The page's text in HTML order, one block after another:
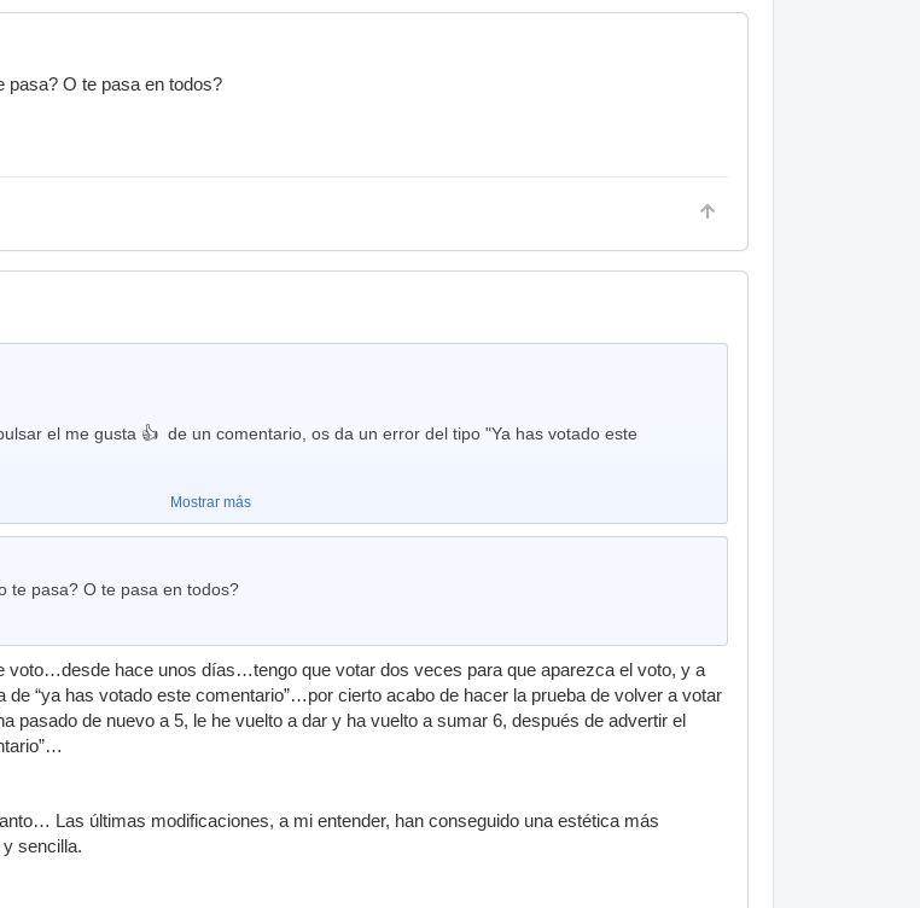
pasa? O te pasa en todos?
el me gusta 👍 de un comentario, os da un error del tipo "Ya has votado este
Mostrar más
te pasa? O te pasa en todos?
voto…desde hace unos días…tengo que votar dos veces para que aparezca el voto, y a
“ya has votado este comentario”…por cierto acabo de hacer la prueba de volver a votar
pasado de nuevo a 5, le he vuelto a dar y ha vuelto a sumar 6, después de advertir el
Las últimas modificaciones, a mi entender, han conseguido una estética más
sencilla.